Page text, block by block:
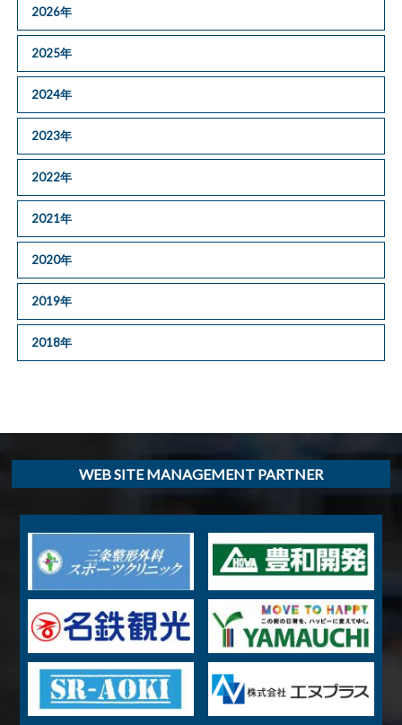
2026年
2025年
2024年
2023年
2022年
2021年
2020年
2019年
2018年
WEB SITE MANAGEMENT PARTNER